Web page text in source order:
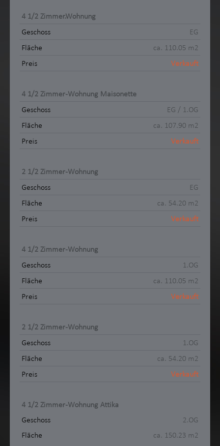
4 1/2 Zimmer.Wohnung
EG
ca. 110.05 m2
Verkauft
4 1/2 Zimmer-Wohnung Maisonette
EG / 1.OG
ca. 107.90 m2
Verkauft
2 1/2 Zimmer-Wohnung
EG
ca. 54.20 m2
Verkauft
4 1/2 Zimmer-Wohnung
1.OG
ca. 110.05 m2
Verkauft
2 1/2 Zimmer-Wohnung
1.OG
ca. 54.20 m2
Verkauft
4 1/2 Zimmer-Wohnung Attika
2.OG
ca. 150.23 m2